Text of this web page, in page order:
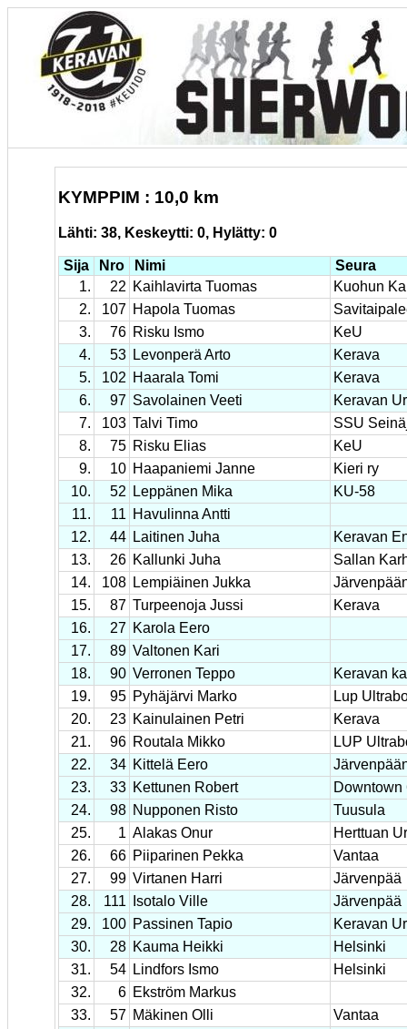
KYMPPIM : 10,0 km
Lähti: 38, Keskeytti: 0, Hylätty: 0
Sija Nro Nimi
Seura
1.
22 Kaihlavirta Tuomas
Kuohun
2.
107 Hapola Tuomas
3.
76 Risku Ismo
KeU
4.
53 Levonperä Arto
Kerava
5.
102 Haarala Tomi
Kerava
6.
97 Savolainen Veeti
Keravan
7.
103 Talvi Timo
SSU
8.
75 Risku Elias
KeU
9.
10 Haapaniemi Janne
Kieri ry
10.
52 Leppänen Mika
KU-58
11.
11 Havulinna Antti
12.
44 Laitinen Juha
Keravan
13.
26 Kallunki Juha
Sallan
14.
108 Lempiäinen Jukka
15.
87 Turpeenoja Jussi
Kerava
16.
27 Karola Eero
17.
89 Valtonen Kari
18.
90 Verronen Teppo
Keravan
19.
95 Pyhäjärvi Marko
Lup
20.
23 Kainulainen Petri
Kerava
21.
96 Routala Mikko
LUP
22.
34 Kittelä Eero
23.
33 Kettunen Robert
Downtown
24.
98 Nupponen Risto
Tuusula
25.
1 Alakas Onur
Herttuan
26.
66 Piiparinen Pekka
Vantaa
27.
99 Virtanen Harri
Järvenpää
28.
111 Isotalo Ville
Järvenpää
29.
100 Passinen Tapio
Keravan
30.
28 Kauma Heikki
Helsinki
31.
54 Lindfors Ismo
Helsinki
32.
6 Ekström Markus
33.
57 Mäkinen Olli
Vantaa